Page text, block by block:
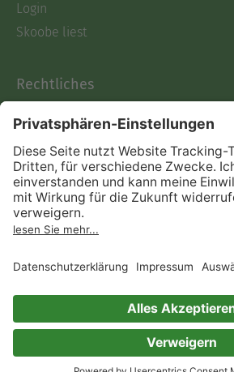
Login
Skoobe liest
Rechtliches
AGB
Informationen nach Data
Act
Verträge hier kündigen
Impressum
Immer ein gutes